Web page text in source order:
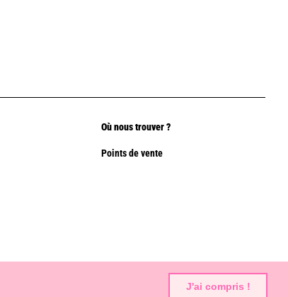
J'ai compris !
Où nous trouver ?
Points de vente